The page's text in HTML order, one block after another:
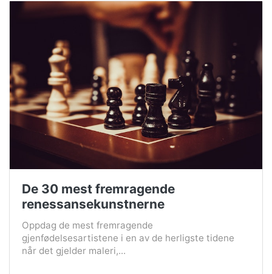
De 30 mest fremragende
renessansekunstnerne
Oppdag de mest fremragende
gjenfødelsesartistene i en av de herligste tidene
når det gjelder maleri,...